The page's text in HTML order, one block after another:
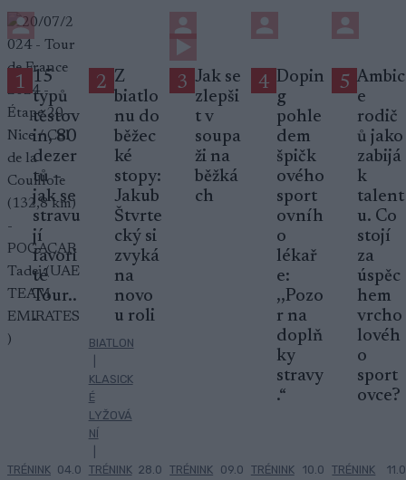
1 15
typů
těstov
in, 80
dezer
tů –
jak se
stravu
jí
favori
té
Tour..
.
TRÉNINK 04.0
2 Z
biatlo
nu do
běžec
ké
stopy:
Jakub
Štvrte
cký si
zvyká
na
novo
u roli
BIATLON
KLASICK
É
LYŽOVÁ
NÍ
TRÉNINK 28.0
3 Jak se
zlepši
t v
soupa
ži na
běžká
ch
TRÉNINK 09.0
4 Dopin
g
pohle
dem
špičk
ového
sport
ovníh
o
lékař
e:
,,Pozo
r na
doplň
ky
stravy
.“
TRÉNINK
10.0
5 Ambic
e
rodič
ů jako
zabijá
k
talent
u. Co
stojí
za
úspěc
hem
vrcho
lovéh
o
sport
ovce?
TRÉNINK
11.0